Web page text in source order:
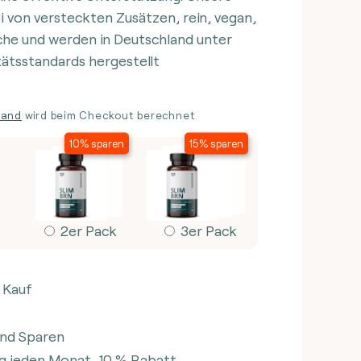
von versteckten Zusätzen, rein, vegan,
und werden in Deutschland unter
hergestellt
wird beim Checkout berechnet
10% sparen
sparen
2er Pack
15% sparen
sparen
3er Pack
Menge
Sparen